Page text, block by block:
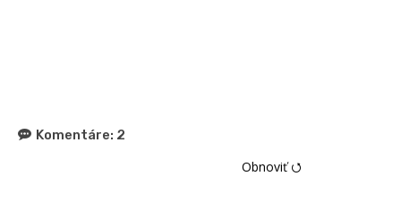
Komentáre: 2
Obnoviť ⭯